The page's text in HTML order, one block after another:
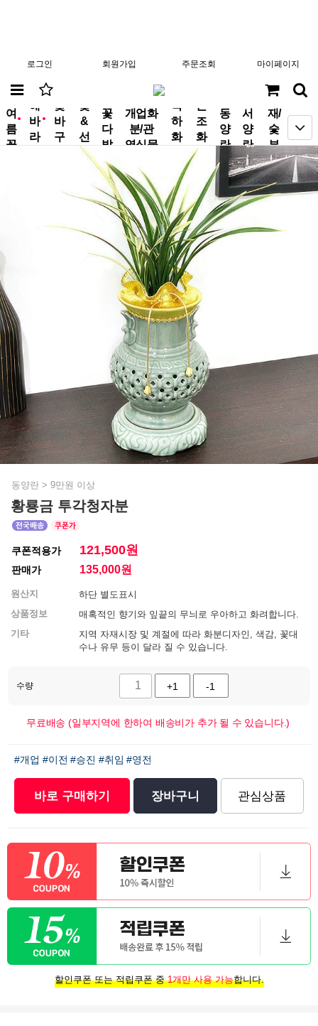
로그인 회원가입 주문조회 마이페이지
new
여
름
꽃
new
해
바
라
꽃
바
구
꽃
&
선
물
꽃
다
발
개업화
분/관
엽식물
축
하
화
근
조
화
환
동
양
란
서
양
란
분
재/
숯
부
작
동양란 > 9만원 이상
황룡금 투각청자분
쿠폰적용가 121,500원
판매가 135,000원
원산지
하단 별도표시
상품정보
매혹적인 향기와 잎끝의 무늬로 우아하고 화려합니다.
기타
지역 자재시장 및 계절에 따라 화분디자인, 색감, 꽃대
수나 유무 등이 달라 질 수 있습니다.
수량 +1 -1
무료배송 (일부지역에 한하여 배송비가 추가 될 수 있습니다.)
#개업 #이전 #승진 #취임 #영전
바로 구매하기 장바구니 관심상품
할인쿠폰 또는 적립쿠폰 중1개만 사용 가능합니다.